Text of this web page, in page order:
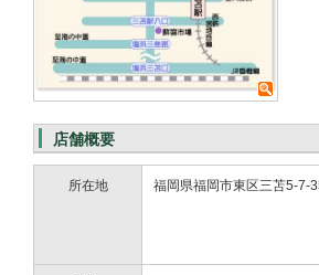
店舗概要
所在地 福岡県福岡市東区三苫5-7-